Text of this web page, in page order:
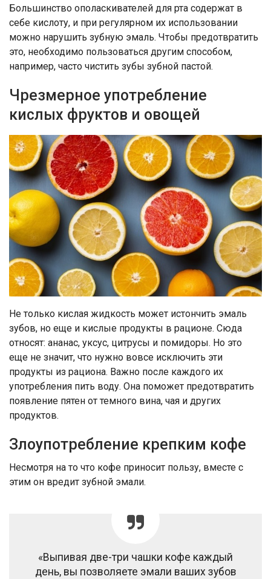
Большинство ополаскивателей для рта содержат в
себе кислоту, и при регулярном их использовании
можно нарушить зубную эмаль. Чтобы предотвратить
это, необходимо пользоваться другим способом,
например, часто чистить зубы зубной пастой.
Чрезмерное употребление
кислых фруктов и овощей
Не только кислая жидкость может истончить эмаль
зубов, но еще и кислые продукты в рационе. Сюда
относят: ананас, уксус, цитрусы и помидоры. Но это
еще не значит, что нужно вовсе исключить эти
продукты из рациона. Важно после каждого их
употребления пить воду. Она поможет предотвратить
появление пятен от темного вина, чая и других
продуктов.
Злоупотребление крепким кофе
Несмотря на то что кофе приносит пользу, вместе с
этим он вредит зубной эмали.
«Выпивая две-три чашки кофе каждый
день, вы позволяете эмали ваших зубов